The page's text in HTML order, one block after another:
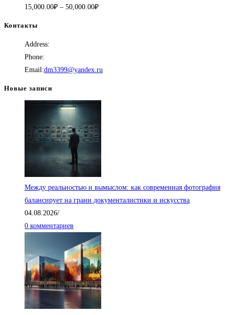
15,000.00₽ – 50,000.00₽Диапазон
Контакты
Address:
Phone:
Email:dm3399@yandex.ru
Новые записи
Между реальностью и вымыслом: как современная фотография
балансирует на грани документалистики и искусства
04.08.2026/
0 комментариев